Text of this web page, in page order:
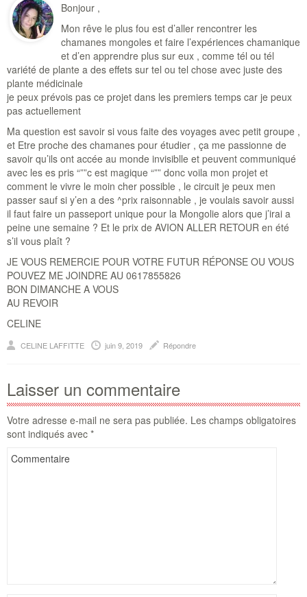
Bonjour ,
Mon rêve le plus fou est d’aller rencontrer les
chamanes mongoles et faire l’expériences chamanique
et d’en apprendre plus sur eux , comme tél ou tél
variété de plante a des effets sur tel ou tel chose avec juste des
plante médicinale
je peux prévois pas ce projet dans les premiers temps car je peux
pas actuellement
Ma question est savoir si vous faite des voyages avec petit groupe ,
et Etre proche des chamanes pour étudier , ça me passionne de
savoir qu’ils ont accée au monde invisiblle et peuvent communiqué
avec les es pris “””c est magique “”” donc voila mon projet et
comment le vivre le moin cher possible , le circuit je peux men
passer sauf si y’en a des ^prix raisonnable , je voulais savoir aussi
il faut faire un passeport unique pour la Mongolie alors que j’irai a
peine une semaine ? Et le prix de AVION ALLER RETOUR en été
s’il vous plaît ?
JE VOUS REMERCIE POUR VOTRE FUTUR RÉPONSE OU VOUS
POUVEZ ME JOINDRE AU 0617855826
BON DIMANCHE A VOUS
AU REVOIR
CELINE
CELINE LAFFITTE juin 9, 2019 Répondre
Laisser un commentaire
Votre adresse e-mail ne sera pas publiée. Les champs obligatoires
sont indiqués avec *